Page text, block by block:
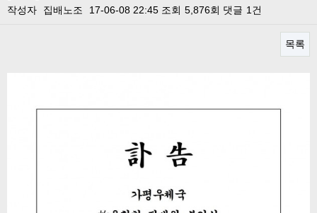
작성자 집배노조 17-06-08 22:45 조회 5,876회 댓글 1건
목록